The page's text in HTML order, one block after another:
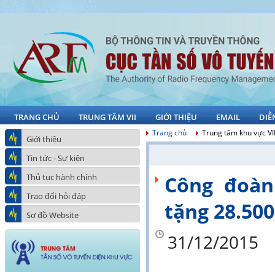
TRANG CHỦ TRUNG TÂM VII GIỚI THIỆU EMAIL
Giới thiệu
Tin tức - Sự kiện
Thủ tục hành chính
Trao đổi hỏi đáp
Sơ đồ Website
Trang chủ Trung tâm khu vực VII
Công
tặng
31/12/2015